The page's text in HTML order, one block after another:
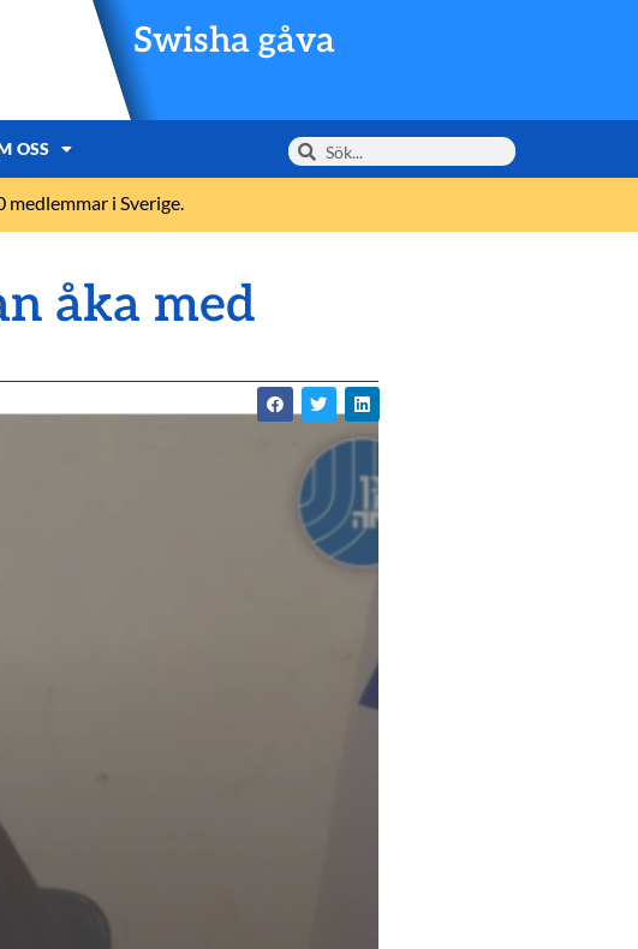
Swisha gåva
OSS
i Sverige.
åka med